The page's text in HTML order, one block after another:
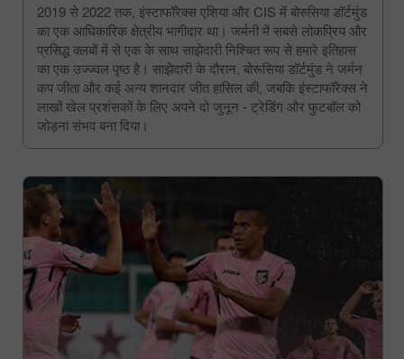
2019 से 2022 तक, इंस्टाफॉरेक्स एशिया और CIS में बोरुसिया डॉर्टमुंड
का एक आधिकारिक क्षेत्रीय भागीदार था। जर्मनी में सबसे लोकप्रिय और
प्रसिद्ध क्लबों में से एक के साथ साझेदारी निश्चित रूप से हमारे इतिहास
का एक उज्ज्वल पृष्ठ है। साझेदारी के दौरान, बोरूसिया डॉर्टमुंड ने जर्मन
कप जीता और कई अन्य शानदार जीत हासिल की, जबकि इंस्टाफॉरेक्स ने
लाखों खेल प्रशंसकों के लिए अपने दो जुनून - ट्रेडिंग और फुटबॉल को
जोड़ना संभव बना दिया।